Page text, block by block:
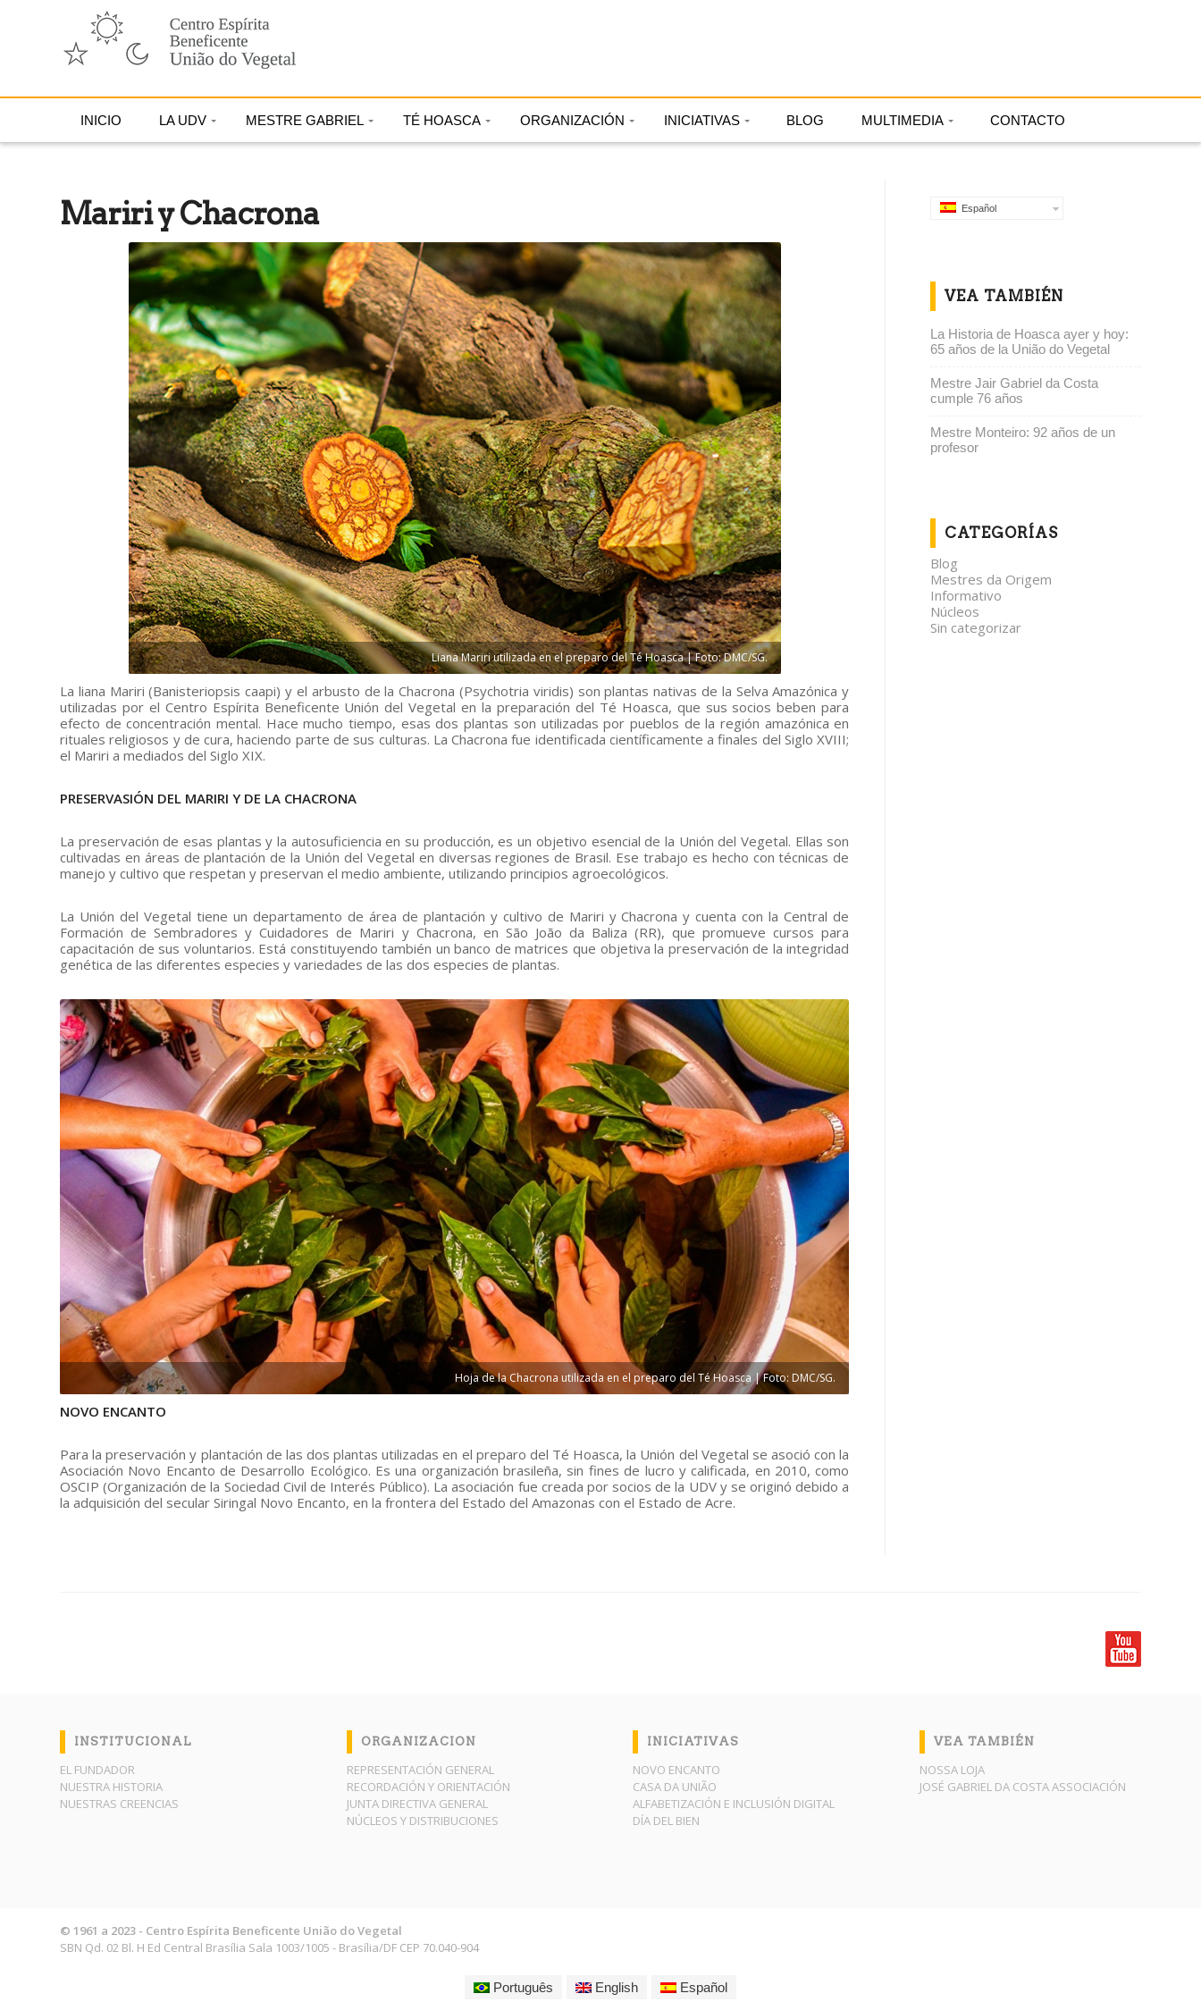
INICIO LA UDV MESTRE GABRIEL TÉ HOASCA ORGANIZACIÓN INICIATIVAS BLOG MULTIMEDIA CONTACTO
Mariri y Chacrona
Liana Mariri utilizada en el preparo del Té Hoasca | Foto: DMC/SG.
La liana Mariri (Banisteriopsis caapi) y el arbusto de la Chacrona (Psychotria viridis) son plantas nativas de la Selva Amazónica y
utilizadas por el Centro Espírita Beneficente Unión del Vegetal en la preparación del Té Hoasca, que sus socios beben para
efecto de concentración mental. Hace mucho tiempo, esas dos plantas son utilizadas por pueblos de la región amazónica en
rituales religiosos y de cura, haciendo parte de sus culturas. La Chacrona fue identificada científicamente a finales del Siglo XVIII;
el Mariri a mediados del Siglo XIX.
PRESERVASIÓN DEL MARIRI Y DE LA CHACRONA
La preservación de esas plantas y la autosuficiencia en su producción, es un objetivo esencial de la Unión del Vegetal. Ellas son
cultivadas en áreas de plantación de la Unión del Vegetal en diversas regiones de Brasil. Ese trabajo es hecho con técnicas de
manejo y cultivo que respetan y preservan el medio ambiente, utilizando principios agroecológicos.
La Unión del Vegetal tiene un departamento de área de plantación y cultivo de Mariri y Chacrona y cuenta con la Central de
Formación de Sembradores y Cuidadores de Mariri y Chacrona, en São João da Baliza (RR), que promueve cursos para
capacitación de sus voluntarios. Está constituyendo también un banco de matrices que objetiva la preservación de la integridad
genética de las diferentes especies y variedades de las dos especies de plantas.
Hoja de la Chacrona utilizada en el preparo del Té Hoasca | Foto: DMC/SG.
NOVO ENCANTO
Para la preservación y plantación de las dos plantas utilizadas en el preparo del Té Hoasca, la Unión del Vegetal se asoció con la
Asociación Novo Encanto de Desarrollo Ecológico. Es una organización brasileña, sin fines de lucro y calificada, en 2010, como
OSCIP (Organización de la Sociedad Civil de Interés Público). La asociación fue creada por socios de la UDV y se originó debido a
la adquisición del secular Siringal Novo Encanto, en la frontera del Estado del Amazonas con el Estado de Acre.
Español
VEA TAMBIÉN
La Historia de Hoasca ayer y hoy:
65 años de la União do Vegetal
Mestre Jair Gabriel da Costa
cumple 76 años
Mestre Monteiro: 92 años de un
profesor
CATEGORÍAS
Blog
Mestres da Origem
Informativo
Núcleos
Sin categorizar
INSTITUCIONAL
EL FUNDADOR
NUESTRA HISTORIA
NUESTRAS CREENCIAS
ORGANIZACION
REPRESENTACIÓN GENERAL
RECORDACIÓN Y ORIENTACIÓN
JUNTA DIRECTIVA GENERAL
NÚCLEOS Y DISTRIBUCIONES
INICIATIVAS
NOVO ENCANTO
CASA DA UNIÃO
ALFABETIZACIÓN E INCLUSIÓN DIGITAL
DÍA DEL BIEN
VEA TAMBIÉN
NOSSA LOJA
JOSÉ GABRIEL DA COSTA ASSOCIACIÓN
© 1961 a 2023 - Centro Espírita Beneficente União do Vegetal
SBN Qd. 02 Bl. H Ed Central Brasília Sala 1003/1005 - Brasília/DF CEP 70.040-904
Português English Español